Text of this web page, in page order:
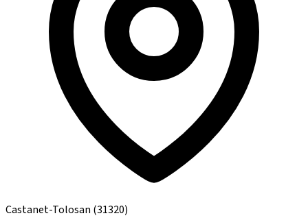
Castanet-Tolosan (31320)